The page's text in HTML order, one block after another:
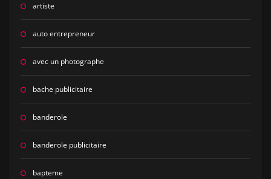
artiste
auto entrepreneur
avec un photographe
bache publicitaire
banderole
banderole publicitaire
bapteme